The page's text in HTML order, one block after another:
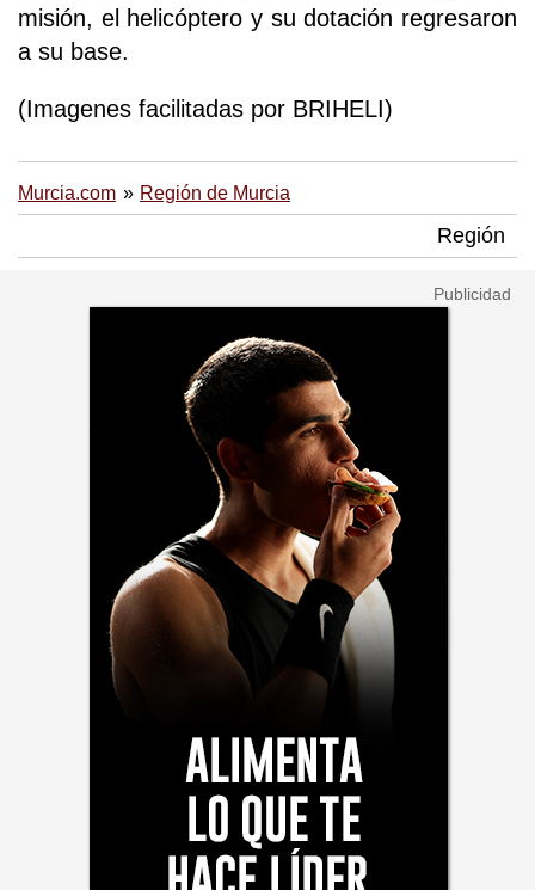
misión, el helicóptero y su dotación regresaron
a su base.
(Imagenes facilitadas por BRIHELI)
Murcia.com Región de Murcia
Región